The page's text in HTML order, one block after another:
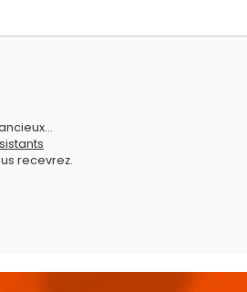
recevrez.